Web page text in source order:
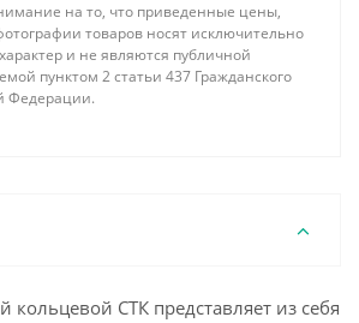
на то, что приведенные цены,
товаров носят исключительно
и не являются публичной
пунктом 2 статьи 437 Гражданского
Федерации.
кольцевой СТК представляет из себя